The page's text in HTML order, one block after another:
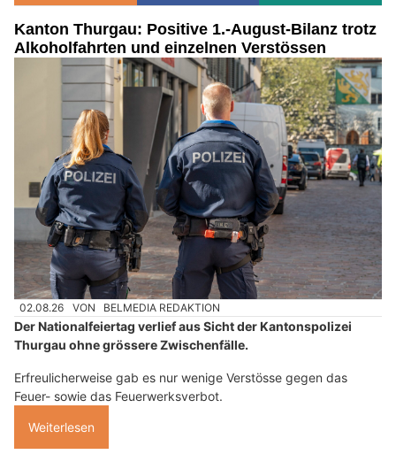
Kanton Thurgau: Positive 1.-August-Bilanz trotz
Alkoholfahrten und einzelnen Verstössen
02.08.26 VON BELMEDIA REDAKTION
Der Nationalfeiertag verlief aus Sicht der Kantonspolizei
Thurgau ohne grössere Zwischenfälle.
Erfreulicherweise gab es nur wenige Verstösse gegen das
Feuer- sowie das Feuerwerksverbot.
Weiterlesen